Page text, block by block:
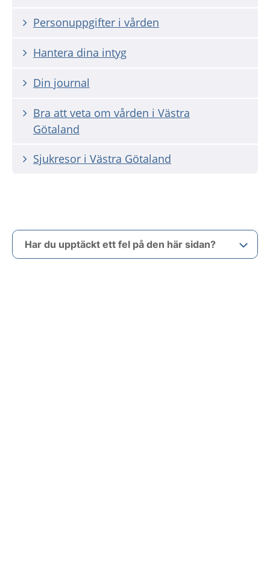
Personuppgifter i vården
Hantera dina intyg
Din journal
Bra att veta om vården i Västra
Götaland
Sjukresor i Västra Götaland
Har du upptäckt ett fel på den här sidan?